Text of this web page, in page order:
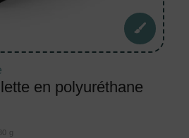
en polyuréthane
g